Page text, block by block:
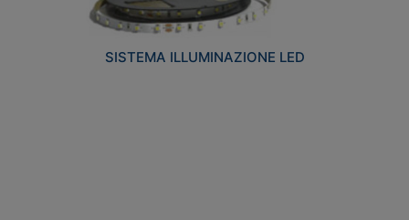
SISTEMA ILLUMINAZIONE LED